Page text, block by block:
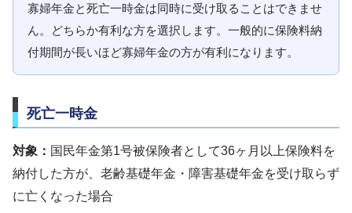
寡婦年金と死亡一時金は同時に受け取ることはできませ
ん。どちらか有利な方を選択します。一般的に保険料納
付期間が長いほど寡婦年金の方が有利になります。
死亡一時金
対象： 国民年金第1号被保険者として36ヶ月以上保険料を
納付した方が、老齢基礎年金・障害基礎年金を受け取らず
に亡くなった場合